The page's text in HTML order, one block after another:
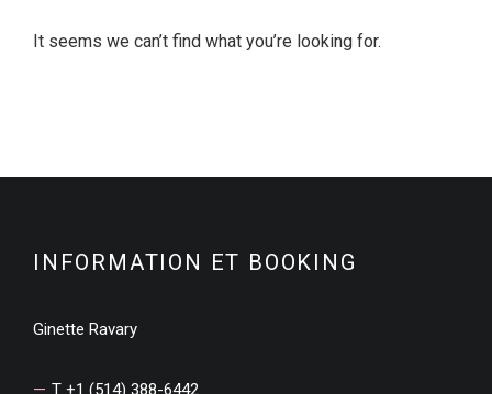
It seems we can’t find what you’re looking for.
INFORMATION ET BOOKING
Ginette Ravary
T +1 (514) 388-6442